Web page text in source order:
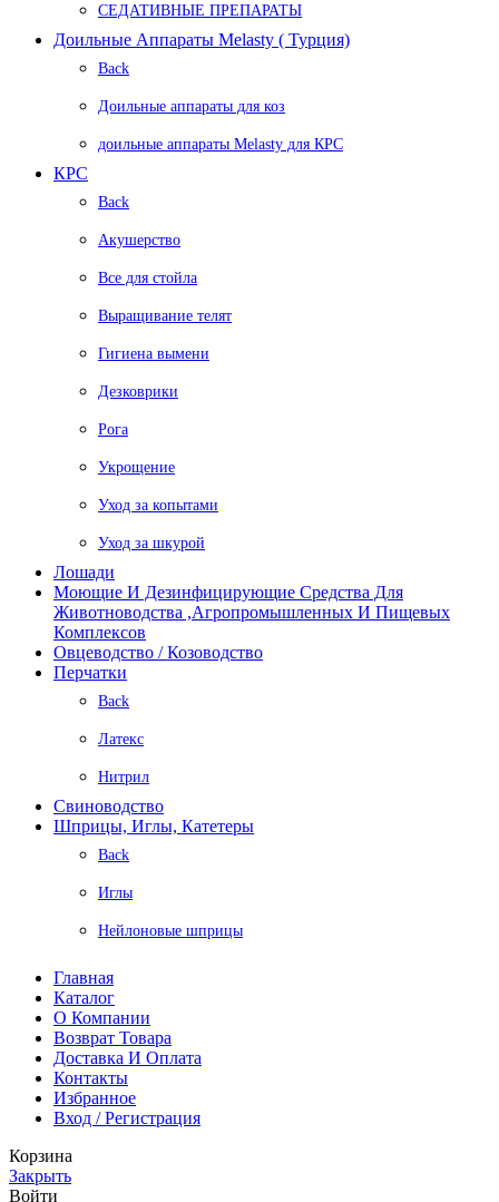
СЕДАТИВНЫЕ ПРЕПАРАТЫ
Доильные Аппараты Melasty ( Турция)
Back
Доильные аппараты для коз
доильные аппараты Melasty для КРС
КРС
Back
Акушерство
Все для стойла
Выращивание телят
Гигиена вымени
Дезковрики
Рога
Укрощение
Уход за копытами
Уход за шкурой
Лошади
Моющие И Дезинфицирующие Средства Для
Животноводства ,агропромышленных И Пищевых
Комплексов
Овцеводство / Козоводство
Перчатки
Back
Латекс
Нитрил
Свиноводство
Шприцы, Иглы, Катетеры
Back
Иглы
Нейлоновые шприцы
Главная
Каталог
О Компании
Возврат Товара
Доставка И Оплата
Контакты
Избранное
Вход / Регистрация
Корзина
Закрыть
Войти